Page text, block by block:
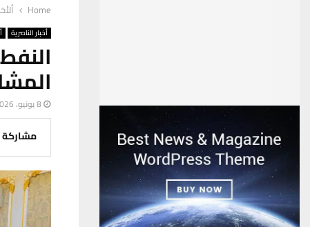
Home
أخبار الناصرية
8 يونيو، 2026
مشاركة